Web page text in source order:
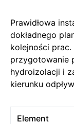
Prawidłowa
dokładnego
kolejności prac.
przygotowanie
hydroizolacji i
kierunku
Element